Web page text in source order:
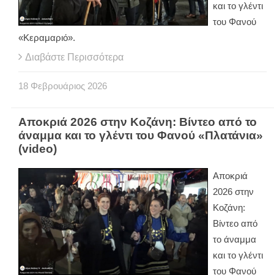
και το γλέντι
του Φανού
«Κεραμαριό».
Διαβάστε Περισσότερα
18 Φεβρουάριος 2026
Αποκριά 2026 στην Κοζάνη: Βίντεο από το
άναμμα και το γλέντι του Φανού «Πλατάνια»
(video)
Αποκριά
2026 στην
Κοζάνη:
Βίντεο από
το άναμμα
και το γλέντι
του Φανού